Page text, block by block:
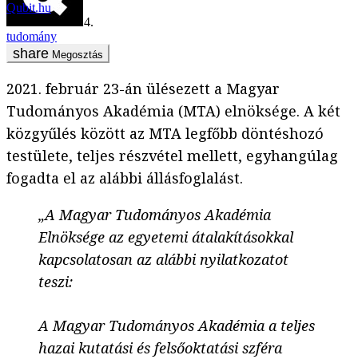
Qubit.hu
2021. február 24.
tudomány
Megosztás
2021. február 23-án ülésezett a Magyar
Tudományos Akadémia (MTA) elnöksége. A két
közgyűlés között az MTA legfőbb döntéshozó
testülete, teljes részvétel mellett, egyhangúlag
fogadta el az alábbi állásfoglalást.
„A Magyar Tudományos Akadémia
Elnöksége az egyetemi átalakításokkal
kapcsolatosan az alábbi nyilatkozatot
teszi:
A Magyar Tudományos Akadémia a teljes
hazai kutatási és felsőoktatási szféra